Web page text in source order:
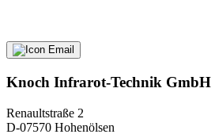
Knoch Infrarot-Technik GmbH
Renaultstraße 2
D-07570 Hohenölsen